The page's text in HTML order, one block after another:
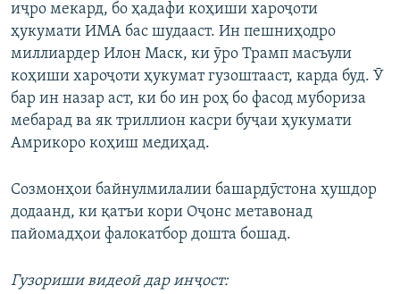
иҷро мекард, бо ҳадафи коҳиши хароҷоти
ҳукумати ИМА бас шудааст. Ин пешниҳодро
миллиардер Илон Маск, ки ӯро Трамп масъули
коҳиши хароҷоти ҳукумат гузоштааст, карда буд. Ӯ
бар ин назар аст, ки бо ин роҳ бо фасод мубориза
мебарад ва як триллион касри буҷаи ҳукумати
Амрикоро коҳиш медиҳад.
Созмонҳои байнулмилалии башардӯстона ҳушдор
додаанд, ки қатъи кори Оҷонс метавонад
пайомадҳои фалокатбор дошта бошад.
Гузориши видеоӣ дар инҷост: